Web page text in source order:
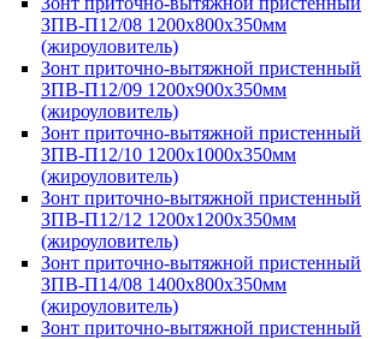
ЗПВ-П12/08 1200х800х350мм
(жироуловитель)
Зонт приточно-вытяжной пристенный
ЗПВ-П12/09 1200х900х350мм
(жироуловитель)
Зонт приточно-вытяжной пристенный
ЗПВ-П12/10 1200х1000х350мм
(жироуловитель)
Зонт приточно-вытяжной пристенный
ЗПВ-П12/12 1200х1200х350мм
(жироуловитель)
Зонт приточно-вытяжной пристенный
ЗПВ-П14/08 1400х800х350мм
(жироуловитель)
Зонт приточно-вытяжной пристенный